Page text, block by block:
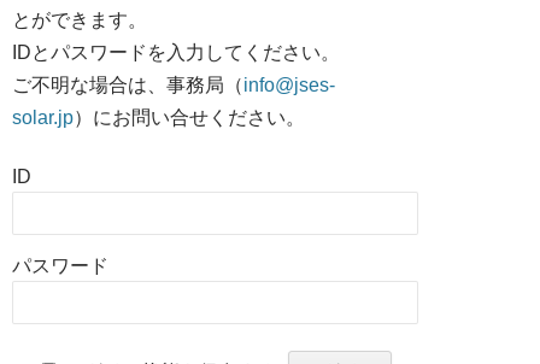
とができます。
IDとパスワードを入力してください。
ご不明な場合は、事務局（info@jses-
solar.jp）にお問い合せください。
ID
パスワード